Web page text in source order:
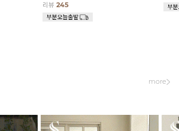
리뷰245
more